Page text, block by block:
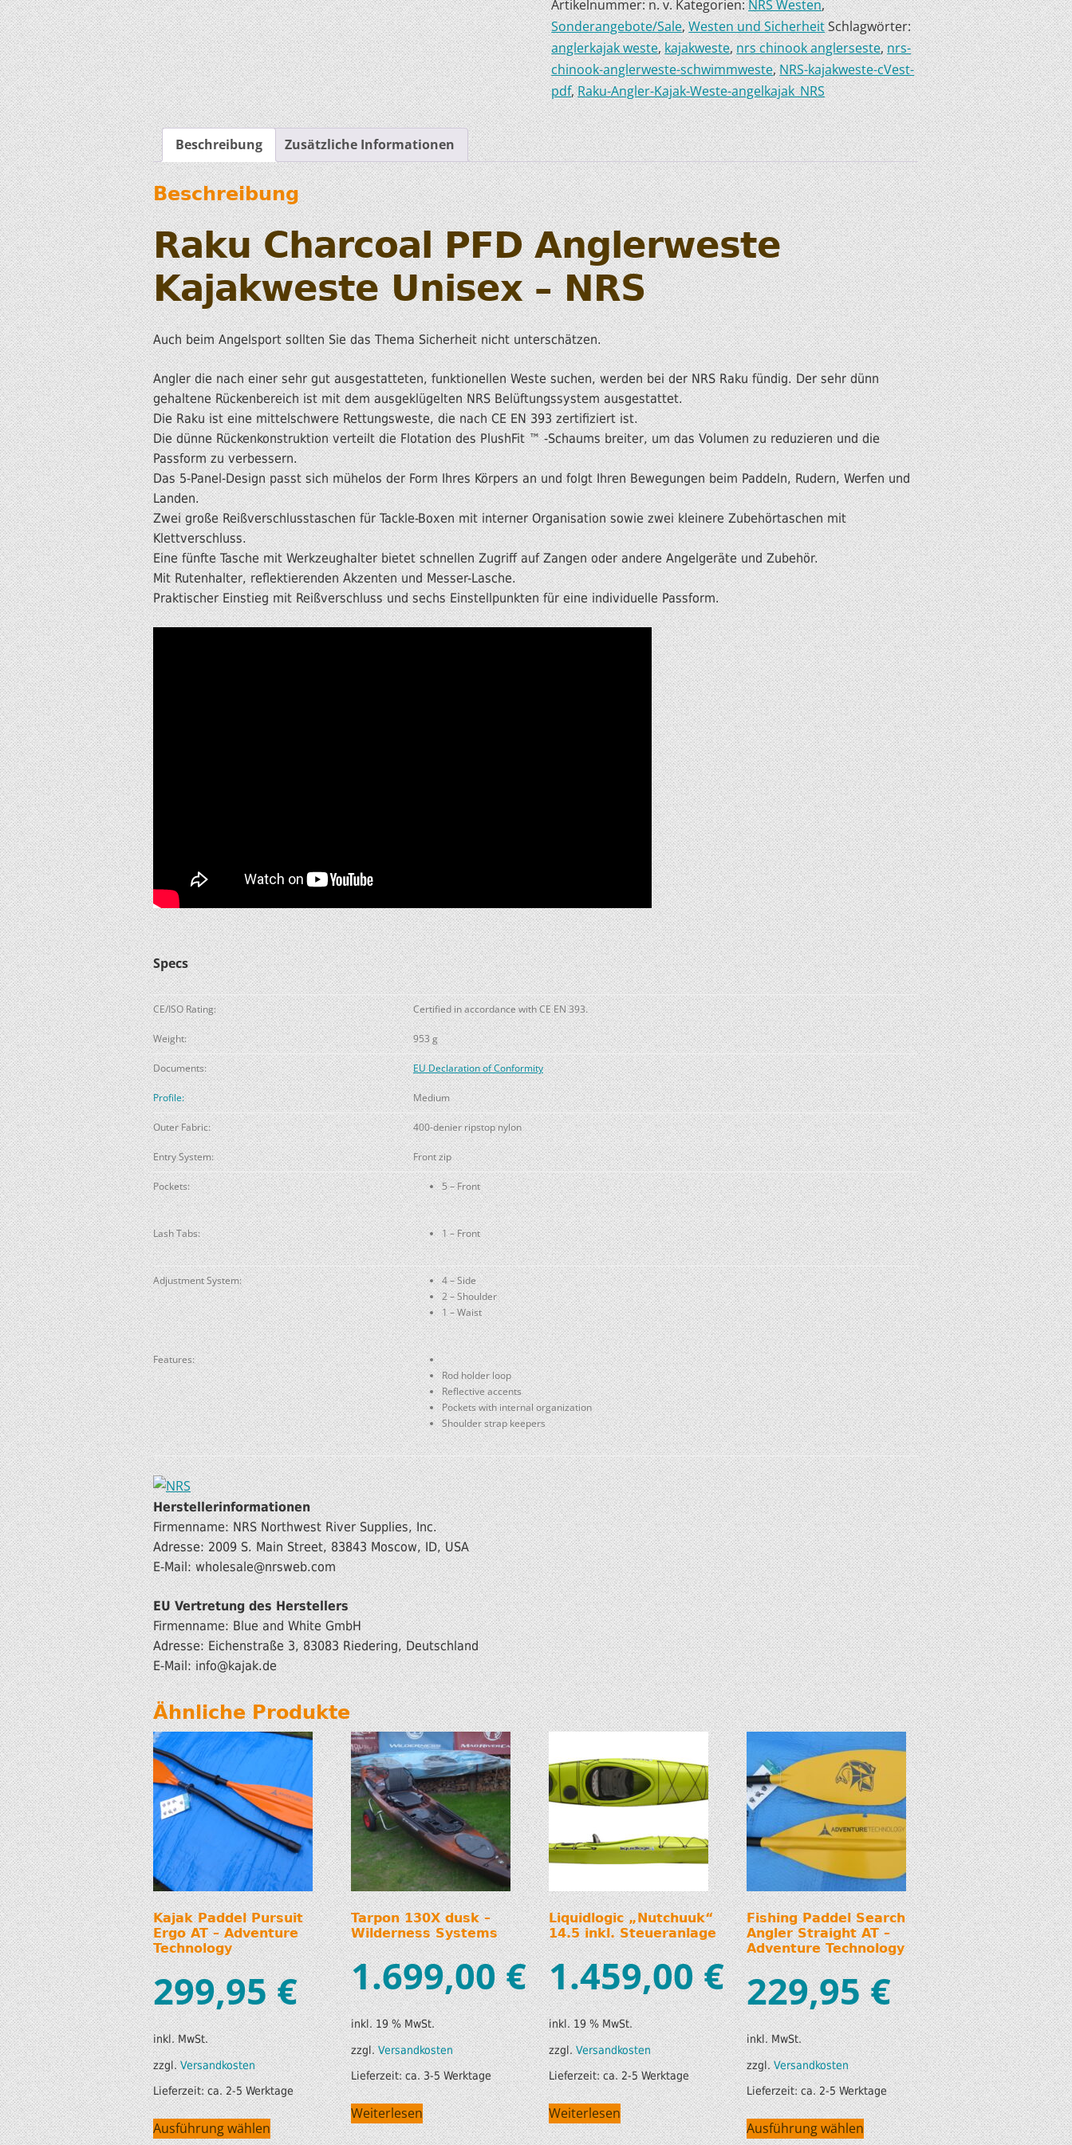
HOBIE KAJAKS
ELEKTROMOTORE
Artikelnummer:n. v. Kategorien:NRS Westen,
Sonderangebote/Sale,Westen und SicherheitSchlagwörter:
anglerkajak weste,kajakweste,nrs chinook anglerseste,nrs-
chinook-anglerweste-schwimmweste,NRS-kajakweste-cVest-
pdf,Raku-Angler-Kajak-Weste-angelkajak_NRS
Beschreibung Zusätzliche Informationen
Beschreibung
Raku Charcoal PFD Anglerweste
Kajakweste Unisex– NRS
Auch beim Angelsport sollten Sie das Thema Sicherheit nicht unterschätzen.
Angler die nach einer sehr gut ausgestatteten, funktionellen Weste suchen, werden bei der NRS Raku fündig. Der sehr dünn
gehaltene Rückenbereich ist mit dem ausgeklügelten NRS Belüftungssystem ausgestattet.
Die Raku ist eine mittelschwere Rettungsweste, die nach CE EN 393 zertifiziert ist.
Die dünne Rückenkonstruktion verteilt die Flotation des PlushFit ™ -Schaums breiter, um das Volumen zu reduzieren und die
Passform zu verbessern.
Das 5-Panel-Design passt sich mühelos der Form Ihres Körpers an und folgt Ihren Bewegungen beim Paddeln, Rudern, Werfen und
Landen.
Zwei große Reißverschlusstaschen für Tackle-Boxen mit interner Organisation sowie zwei kleinere Zubehörtaschen mit
Klettverschluss.
Eine fünfte Tasche mit Werkzeughalter bietet schnellen Zugriff auf Zangen oder andere Angelgeräte und Zubehör.
Mit Rutenhalter, reflektierenden Akzenten und Messer-Lasche.
Praktischer Einstieg mit Reißverschluss und sechs Einstellpunkten für eine individuelle Passform.
Specs
CE/ISO Rating: Certified in accordance with CE EN 393.
Weight: 953 g
Documents: EU Declaration of Conformity
Profile: Medium
Outer Fabric: 400-denier ripstop nylon
Entry System: Front zip
Pockets: 5 – Front
Lash Tabs: 1 – Front
Adjustment System:
4 – Side
2 – Shoulder
1 – Waist
Features:
Rod holder loop
Reflective accents
Pockets with internal organization
Shoulder strap keepers
Herstellerinformationen
Firmenname: NRS Northwest River Supplies, Inc.
Adresse: 2009 S. Main Street, 83843 Moscow, ID, USA
E-Mail: wholesale@nrsweb.com
EU Vertretung des Herstellers
Firmenname: Blue and White GmbH
Adresse: Eichenstraße 3, 83083 Riedering, Deutschland
E-Mail: info@kajak.de
Ähnliche Produkte
Kajak Paddel Pursuit
Ergo AT – Adventure
Technology
299,95€
inkl. MwSt.
zzgl.Versandkosten
Lieferzeit:ca. 2-5 Werktage
Ausführung wählen
Tarpon 130X dusk –
Wilderness Systems
1.699,00€
inkl. 19 % MwSt.
zzgl.Versandkosten
Lieferzeit:ca. 3-5 Werktage
Weiterlesen
Liquidlogic „Nutchuuk“
14.5 inkl. Steueranlage
1.459,00€
inkl. 19 % MwSt.
zzgl.Versandkosten
Lieferzeit:ca. 2-5 Werktage
Weiterlesen
Fishing Paddel Search
Angler Straight AT –
Adventure Technology
229,95€
inkl. MwSt.
zzgl.Versandkosten
Lieferzeit:ca. 2-5 Werktage
Ausführung wählen